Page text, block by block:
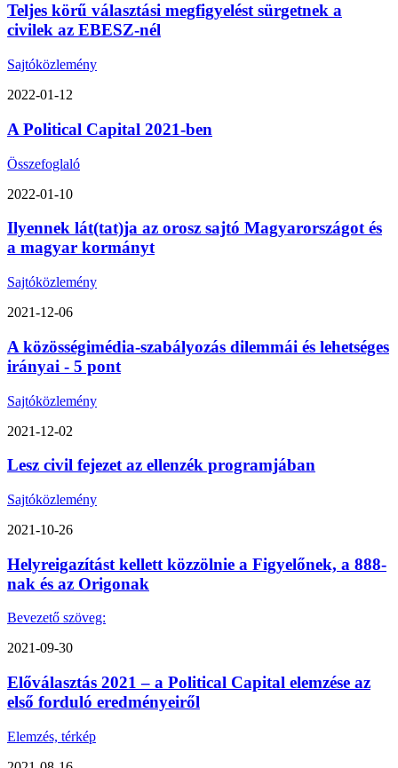
Teljes körű választási megfigyelést sürgetnek a
civilek az EBESZ-nél
Sajtóközlemény
2022-01-12
A Political Capital 2021-ben
Összefoglaló
2022-01-10
Ilyennek lát(tat)ja az orosz sajtó Magyarországot és
a magyar kormányt
Sajtóközlemény
2021-12-06
A közösségimédia-szabályozás dilemmái és lehetséges
irányai - 5 pont
Sajtóközlemény
2021-12-02
Lesz civil fejezet az ellenzék programjában
Sajtóközlemény
2021-10-26
Helyreigazítást kellett közzölnie a Figyelőnek, a 888-
nak és az Origonak
Bevezető szöveg:
2021-09-30
Előválasztás 2021 – a Political Capital elemzése az
első forduló eredményeiről
Elemzés, térkép